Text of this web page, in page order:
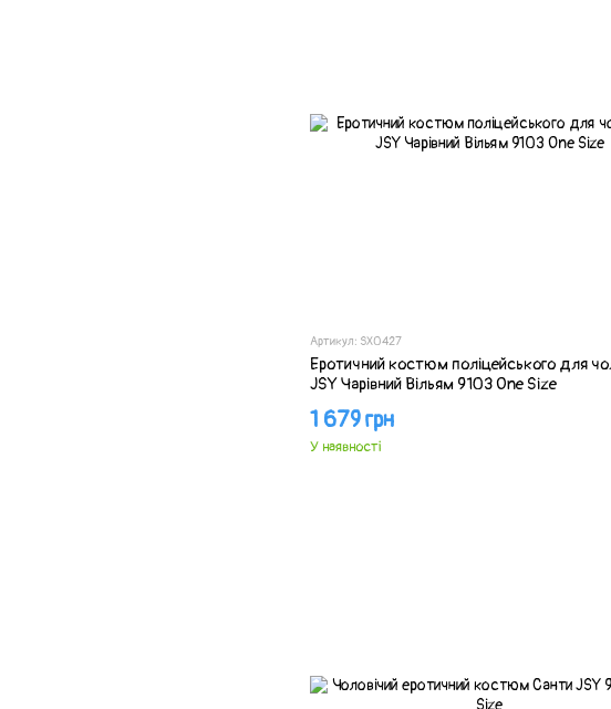
Артикул: SX0427
Еротичний костюм поліцейського для
JSY Чарівний Вільям 9103 One Size
1 679 грн
У наявності